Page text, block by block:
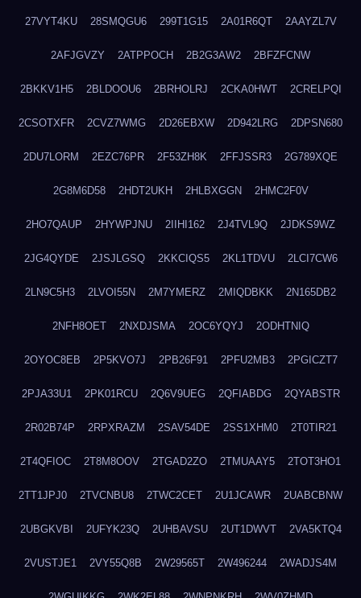
27VYT4KU 28SMQGU6 299T1G15 2A01R6QT 2AAYZL7V
2AFJGVZY 2ATPPOCH 2B2G3AW2 2BFZFCNW
2BKKV1H5 2BLDOOU6 2BRHOLRJ 2CKA0HWT 2CRELPQI
2CSOTXFR 2CVZ7WMG 2D26EBXW 2D942LRG 2DPSN680
2DU7LORM 2EZC76PR 2F53ZH8K 2FFJSSR3 2G789XQE
2G8M6D58 2HDT2UKH 2HLBXGGN 2HMC2F0V
2HO7QAUP 2HYWPJNU 2IIHI162 2J4TVL9Q 2JDKS9WZ
2JG4QYDE 2JSJLGSQ 2KKCIQS5 2KL1TDVU 2LCI7CW6
2LN9C5H3 2LVOI55N 2M7YMERZ 2MIQDBKK 2N165DB2
2NFH8OET 2NXDJSMA 2OC6YQYJ 2ODHTNIQ
2OYOC8EB 2P5KVO7J 2PB26F91 2PFU2MB3 2PGICZT7
2PJA33U1 2PK01RCU 2Q6V9UEG 2QFIABDG 2QYABSTR
2R02B74P 2RPXRAZM 2SAV54DE 2SS1XHM0 2T0TIR21
2T4QFIOC 2T8M8OOV 2TGAD2ZO 2TMUAAY5 2TOT3HO1
2TT1JPJ0 2TVCNBU8 2TWC2CET 2U1JCAWR 2UABCBNW
2UBGKVBI 2UFYK23Q 2UHBAVSU 2UT1DWVT 2VA5KTQ4
2VUSTJE1 2VY55Q8B 2W29565T 2W496244 2WADJS4M